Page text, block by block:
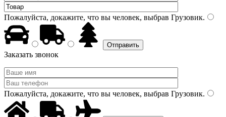
Пожалуйста, докажите, что вы человек, выбрав Грузовик.
Заказать звонок
Пожалуйста, докажите, что вы человек, выбрав Грузовик.